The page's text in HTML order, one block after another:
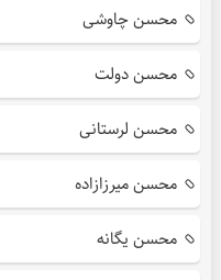
محسن چاوشی
محسن دولت
محسن لرستانی
محسن میرزازاده
محسن یگانه